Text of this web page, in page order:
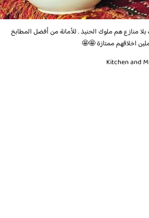
منازع هم ملوك الحنيذ . للأمانة من أفضل المطابخ
اخلاقهم ممتازة 🤩🤩